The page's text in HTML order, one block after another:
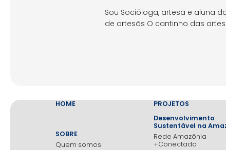
Sou Socióloga, artesã e aluna
de artesãs O cantinho das
HOME
SOBRE
Quem somos
PROJETOS
Desenvolvimento
Sustentável na
Rede Amazônia
+Conectada